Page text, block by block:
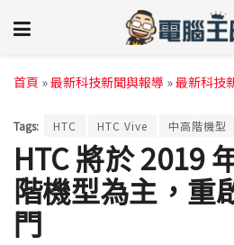
首頁 »最新科技新聞與報導 »最新科技
Tags: HTC HTC Vive 中高階機型
HTC 將於 2019
階機型為主，重
門